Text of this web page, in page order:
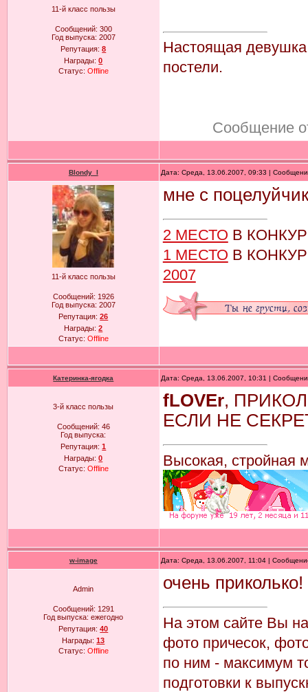
11-й класс пользы
Сообщений: 300
Год выпуска: 2007
Репутация:8
Награды:0
Статус: Offline
Настоящая девушка
постели.
Сообщение
Blondy_l Дата: Среда, 13.06.2007, 09:33 |
11-й класс пользы
Сообщений: 1926
Год выпуска: 2007
Репутация:26
Награды:2
Статус: Offline
мне с
2 МЕСТО В
1 МЕСТО В
2007
Катеринка-ягодка Дата: Среда, 13.06.2007, 10:31 |
3-й класс пользы
Сообщений: 46
Год выпуска:
Репутация:1
Награды:0
Статус: Offline
fLOVEr,
ЕСЛИ НЕ
Высокая, стройная
w-image Дата: Среда, 13.06.2007, 11:04 |
Admin
Сообщений: 1291
Год выпуска:ежегодно
Репутация:40
Награды:13
Статус: Offline
очень
На этом сайте Вы
фото причесок,
по ним - максимум
подготовки к